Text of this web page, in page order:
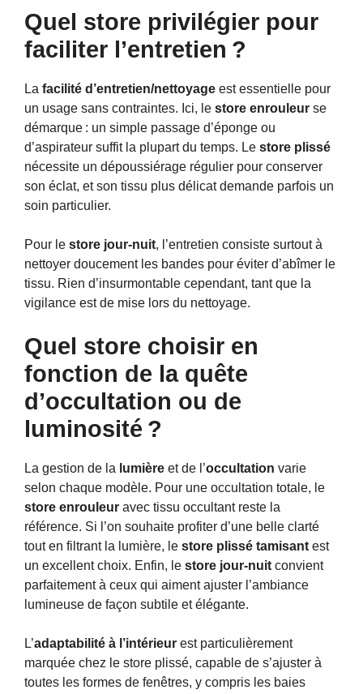
Quel store privilégier pour
faciliter l’entretien ?
La facilité d’entretien/nettoyage est essentielle pour
un usage sans contraintes. Ici, le store enrouleur se
démarque : un simple passage d’éponge ou
d’aspirateur suffit la plupart du temps. Le store plissé
nécessite un dépoussiérage régulier pour conserver
son éclat, et son tissu plus délicat demande parfois un
soin particulier.
Pour le store jour-nuit, l’entretien consiste surtout à
nettoyer doucement les bandes pour éviter d’abîmer le
tissu. Rien d’insurmontable cependant, tant que la
vigilance est de mise lors du nettoyage.
Quel store choisir en
fonction de la quête
d’occultation ou de
luminosité ?
La gestion de la lumière et de l’occultation varie
selon chaque modèle. Pour une occultation totale, le
store enrouleur avec tissu occultant reste la
référence. Si l’on souhaite profiter d’une belle clarté
tout en filtrant la lumière, le store plissé tamisant est
un excellent choix. Enfin, le store jour-nuit convient
parfaitement à ceux qui aiment ajuster l’ambiance
lumineuse de façon subtile et élégante.
L’adaptabilité à l’intérieur est particulièrement
marquée chez le store plissé, capable de s’ajuster à
toutes les formes de fenêtres, y compris les baies